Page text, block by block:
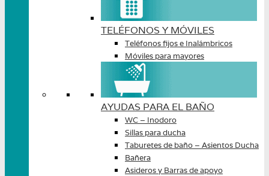
TELÉFONOS Y MÓVILES
Teléfonos fijos e Inalámbricos
Móviles para mayores
AYUDAS PARA EL BAÑO
WC – Inodoro
Sillas para ducha
Taburetes de baño – Asientos Ducha
Bañera
Asideros y Barras de apoyo